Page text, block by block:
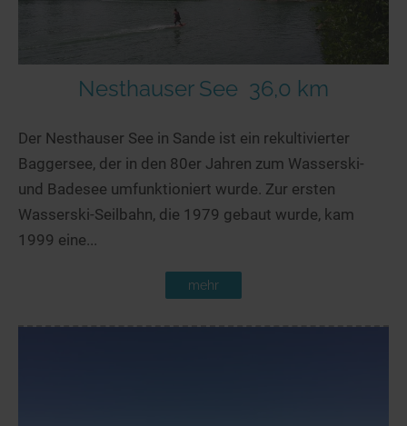
Nesthauser See 36,0 km
Der Nesthauser See in Sande ist ein rekultivierter
Baggersee, der in den 80er Jahren zum Wasserski-
und Badesee umfunktioniert wurde. Zur ersten
Wasserski-Seilbahn, die 1979 gebaut wurde, kam
1999 eine...
mehr